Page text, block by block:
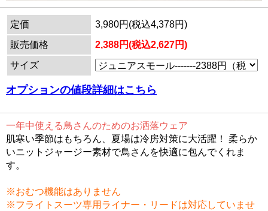
定価
3,980円(税込4,378円)
販売価格
2,388円(税込2,627円)
サイズ
オプションの値段詳細はこちら
一年中使える鳥さんのためのお洒落ウェア
肌寒い季節はもちろん、夏場は冷房対策に大活躍！ 柔らか
いニットジャージー素材で鳥さんを快適に包んでくれま
す。
※おむつ機能はありません
※フライトスーツ専用ライナー・リードは対応していませ